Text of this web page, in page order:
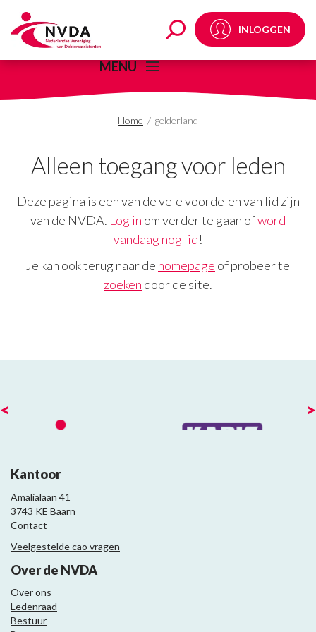
gelderland Archives -
INLOGGEN
MENU
Home / gelderland
Alleen toegang voor leden
Deze pagina is een van de vele voordelen van lid zijn
van de NVDA. Log in om verder te gaan ofword
vandaag nog lid!
Je kan ook terug naar de homepage of probeer te
zoeken door de site.
< >
Kantoor
Amalialaan 41
3743 KE Baarn
Contact
Veelgestelde cao vragen
Over de NVDA
Over ons
Ledenraad
Bestuur